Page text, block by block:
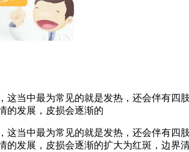
当中最为常见的就是发热，还会伴有四
的发展，皮损会逐渐的
当中最为常见的就是发热，还会伴有四
发展，皮损会逐渐的扩大为红斑，边界